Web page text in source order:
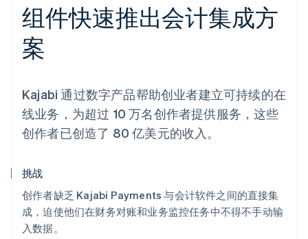
组件快速推出会计集成方
案
Kajabi 通过数字产品帮助创业者建立可持续的在
线业务，为超过 10 万名创作者提供服务，这些
创作者已创造了 80 亿美元的收入。
挑战
创作者缺乏 Kajabi Payments 与会计软件之间的直接集
成，迫使他们在财务对账和业务监控任务中不得不手动输
入数据。